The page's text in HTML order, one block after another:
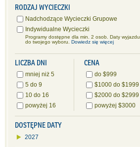
RODZAJ WYCIECZKI
Nadchodzące Wycieczki Grupowe
Indywidualne Wycieczki
Programy dostępne dla min. 2 osob. Daty wyjazdu
do twojego wyboru. Dowiedz się więcej
LICZBA DNI
mniej niż 5
5 do 9
10 do 16
powyżej 16
CENA
do $999
$1000 do $1999
$2000 do $2999
powyżej $3000
DOSTĘPNE DATY
2027